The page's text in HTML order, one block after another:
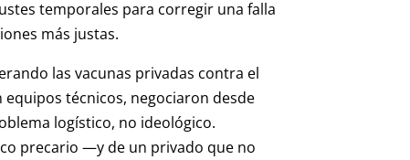
temporales para corregir una falla
más justas.
las vacunas privadas contra el
equipos técnicos, negociaron desde
logístico, no ideológico.
precario —y de un privado que no